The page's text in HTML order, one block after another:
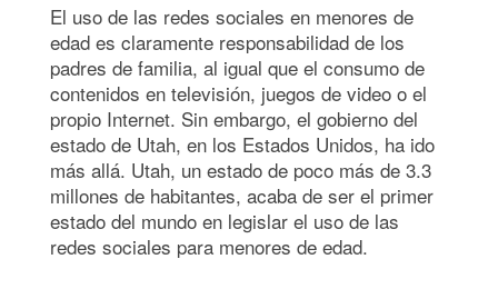
El uso de las redes sociales en menores de
edad es claramente responsabilidad de los
padres de familia, al igual que el consumo de
contenidos en televisión, juegos de video o el
propio Internet. Sin embargo, el gobierno del
estado de Utah, en los Estados Unidos, ha ido
más allá. Utah, un estado de poco más de 3.3
millones de habitantes, acaba de ser el primer
estado del mundo en legislar el uso de las
redes sociales para menores de edad.